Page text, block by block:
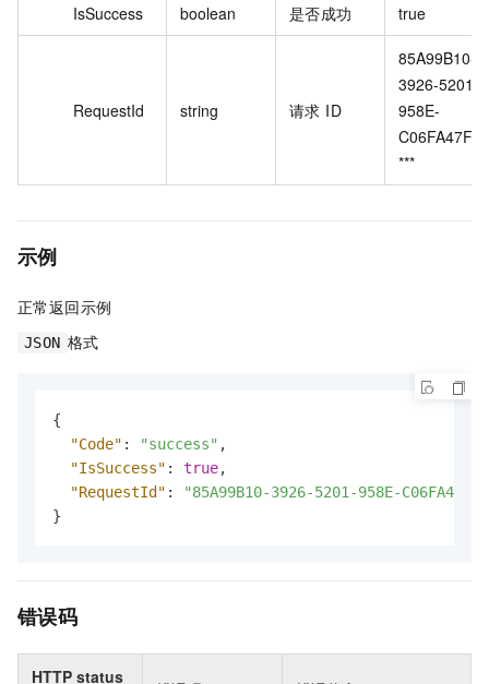
IsSuccess boolean 是否成功 true
RequestId string 请求 ID
85A99B10-
3926-5201-
958E-
C06FA47F*
***
示例
正常返回示例
JSON 格式
{
"Code" : "success" ,
"IsSuccess" : true,
"RequestId" :
"85A99B10-3926-5201-958E-
}
错误码
HTTP status